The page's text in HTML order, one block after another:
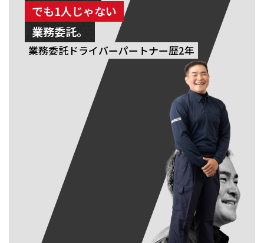
でも1人じゃない
業務委託。
業務委託ドライバーパートナー歴2年